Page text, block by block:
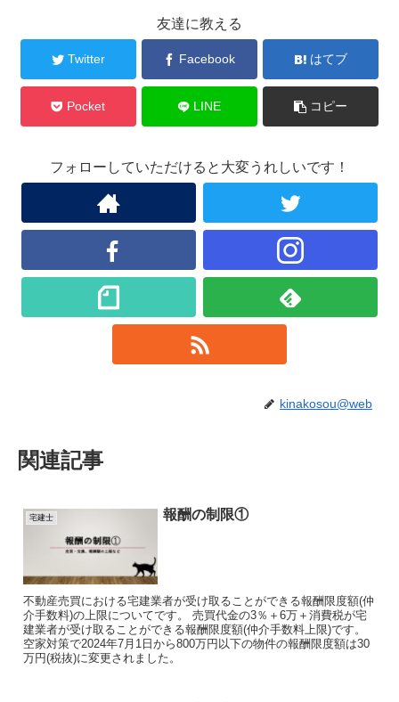
友達に教える
Twitter Facebook はてブ
Pocket LINE コピー
フォローしていただけると大変うれしいです！
kinakosou@web
関連記事
宅建士 報酬の制限①
不動産売買における宅建業者が受け取ることができる報酬限度額(仲
介手数料)の上限についてです。 売買代金の3％＋6万＋消費税が宅
建業者が受け取ることができる報酬限度額(仲介手数料上限)です。
空家対策で2024年7月1日から800万円以下の物件の報酬限度額は30
万円(税抜)に変更されました。